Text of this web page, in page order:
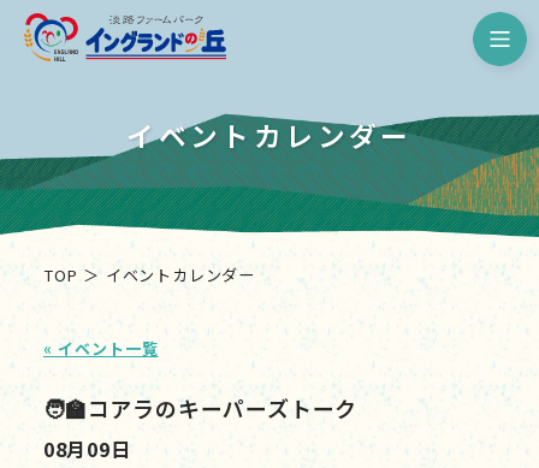
淡路ファームパーク イングラン
イベントカレンダー
TOP イベントカレンダー
« イベント一覧
🧑‍🏫コアラのキーパーズトーク
08月09日